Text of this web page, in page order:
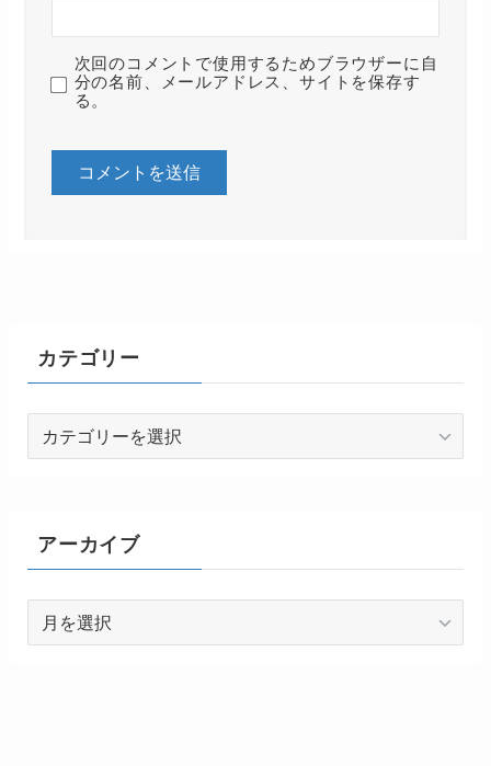
次回のコメントで使用するためブラウザーに自
分の名前、メールアドレス、サイトを保存す
る。
カテゴリー
ーアーカイブ